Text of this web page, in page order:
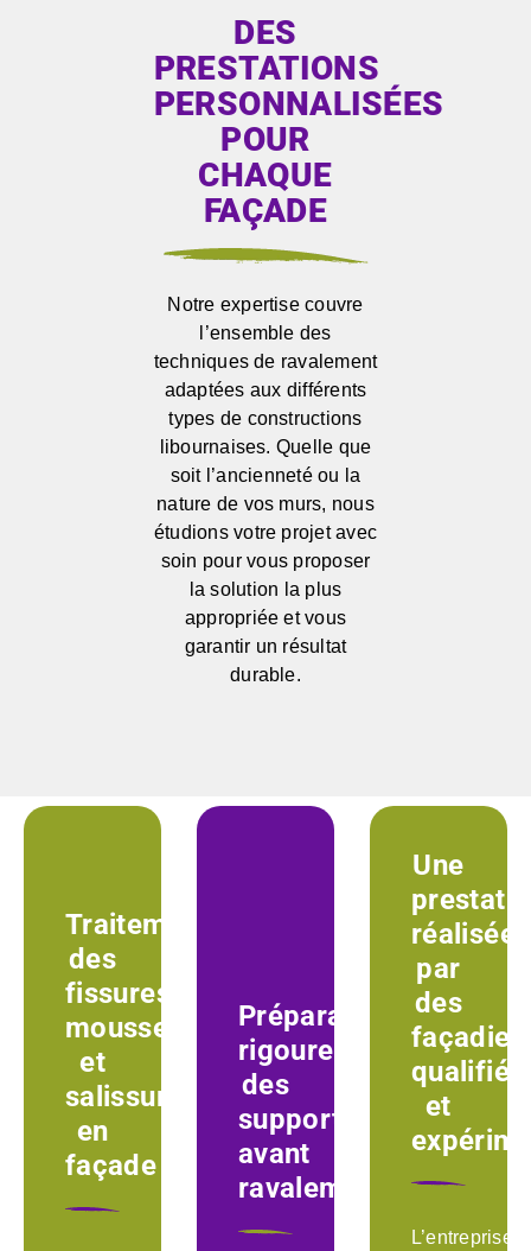
DES
PRESTATIONS
PERSONNALISÉES
POUR
CHAQUE
FAÇADE
Notre expertise couvre
l’ensemble des
techniques de ravalement
adaptées aux différents
types de constructions
libournaises. Quelle que
soit l’ancienneté ou la
nature de vos murs, nous
étudions votre projet avec
soin pour vous proposer
la solution la plus
appropriée et vous
garantir un résultat
durable.
Traitement
des
fissures,
mousses
et
salissures
en
façade
Préparation
rigoureuse
des
supports
avant
ravalement
Une
réalisée
par
des
qualifiés
et
L’entreprise